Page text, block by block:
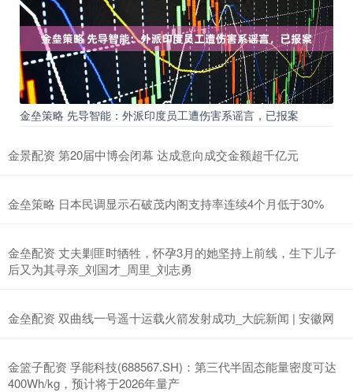
金垒策略 先导智能：外派印度员工遭伤害系谣言，已报案
金景配资 第20届中博会闭幕 达成意向成交金额超千亿元
金垒策略 日本民调显示石破茂内阁支持率连续4个月低于30%
金垒配资 丈夫剿匪时牺牲，怀孕3月的她坚持上前线，生下儿子
后又为其寻亲_刘国才_周里_刘志勇
金垒配资 双曲线一号遥十运载火箭发射成功_大皖新闻 | 安徽网
金篮子配资 孚能科技(688567.SH)：第三代半固态能量密度可达
400Wh/kg，预计将于2026年量产